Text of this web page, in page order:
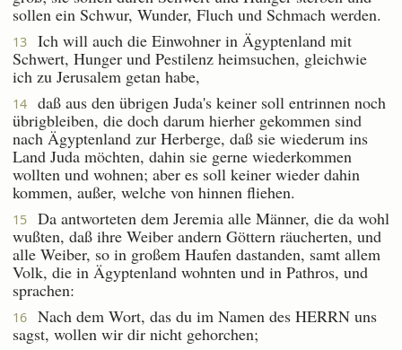
sollen ein Schwur, Wunder, Fluch und Schmach werden.
13
Ich will auch die Einwohner in Ägyptenland mit
Schwert, Hunger und Pestilenz heimsuchen, gleichwie
ich zu Jerusalem getan habe,
14
daß aus den übrigen Juda's keiner soll entrinnen noch
übrigbleiben, die doch darum hierher gekommen sind
nach Ägyptenland zur Herberge, daß sie wiederum ins
Land Juda möchten, dahin sie gerne wiederkommen
wollten und wohnen; aber es soll keiner wieder dahin
kommen, außer, welche von hinnen fliehen.
15
Da antworteten dem Jeremia alle Männer, die da wohl
wußten, daß ihre Weiber andern Göttern räucherten, und
alle Weiber, so in großem Haufen dastanden, samt allem
Volk, die in Ägyptenland wohnten und in Pathros, und
sprachen:
16
Nach dem Wort, das du im Namen des HERRN uns
sagst, wollen wir dir nicht gehorchen;